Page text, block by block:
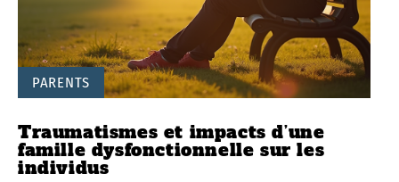
PARENTS
Traumatismes et impacts d’une
famille dysfonctionnelle sur les
individus